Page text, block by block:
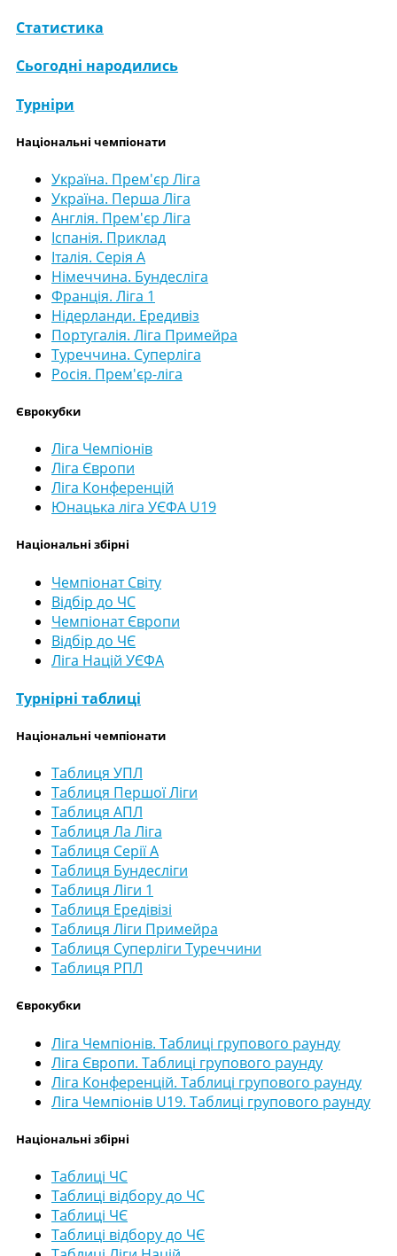
Статистика
Сьогодні народились
Турніри
Національні чемпіонати
Україна. Прем'єр Ліга
Україна. Перша Ліга
Англія. Прем'єр Ліга
Іспанія. Приклад
Італія. Серія А
Німеччина. Бундесліга
Франція. Ліга 1
Нідерланди. Ередивіз
Португалія. Ліга Примейра
Туреччина. Суперліга
Росія. Прем'єр-ліга
Єврокубки
Ліга Чемпіонів
Ліга Європи
Ліга Конференцій
Юнацька ліга УЄФА U19
Національні збірні
Чемпіонат Світу
Відбір до ЧС
Чемпіонат Європи
Відбір до ЧЄ
Ліга Націй УЄФА
Турнірні таблиці
Національні чемпіонати
Таблиця УПЛ
Таблиця Першої Ліги
Таблиця АПЛ
Таблиця Ла Ліга
Таблиця Серії А
Таблиця Бундесліги
Таблиця Ліги 1
Таблиця Ередівізі
Таблиця Ліги Примейра
Таблиця Суперліги Туреччини
Таблиця РПЛ
Єврокубки
Ліга Чемпіонів. Таблиці групового раунду
Ліга Європи. Таблиці групового раунду
Ліга Конференцій. Таблиці групового раунду
Ліга Чемпіонів U19. Таблиці групового раунду
Національні збірні
Таблиці ЧС
Таблиці відбору до ЧС
Таблиці ЧЄ
Таблиці відбору до ЧЄ